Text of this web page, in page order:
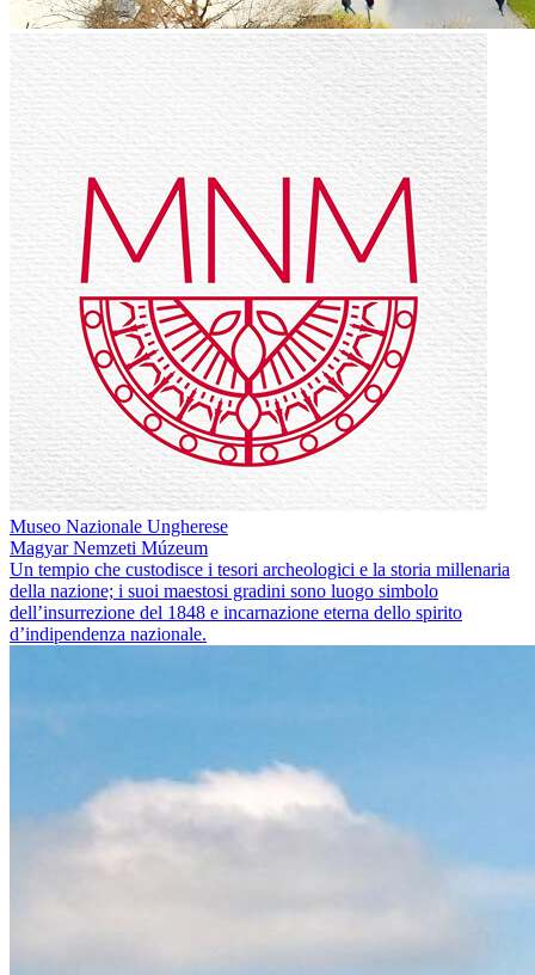
Museo Nazionale Ungherese
Magyar Nemzeti Múzeum
Un tempio che custodisce i tesori archeologici e la storia millenaria
della nazione; i suoi maestosi gradini sono luogo simbolo
dell’insurrezione del 1848 e incarnazione eterna dello spirito
d’indipendenza nazionale.